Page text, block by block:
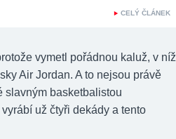
CELÝ ČLÁNEK
vymetl pořádnou kaluž, v níž
Air Jordan. A to nejsou právě
slavným basketbalistou
už čtyři dekády a tento